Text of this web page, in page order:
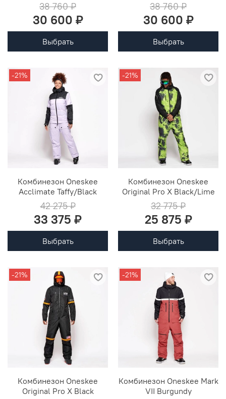
38 760 ₽
30 600 ₽
Выбрать
38 760 ₽
30 600 ₽
Выбрать
-21%
Комбинезон Oneskee
Acclimate Taffy/Black
42 275 ₽
33 375 ₽
Выбрать
-21%
Комбинезон Oneskee
Original Pro X Black/Lime
32 775 ₽
25 875 ₽
Выбрать
-21%
Комбинезон Oneskee
Original Pro X Black
-21%
Комбинезон Oneskee Mark
VII Burgundy